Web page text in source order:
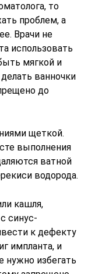
то
проблем, а
Врачи не
использовать
мягкой и
ванночки
до
щеткой.
выполнения
ватной
водорода.
кашля,
синус-
к дефекту
импланта, и
нужно избегать